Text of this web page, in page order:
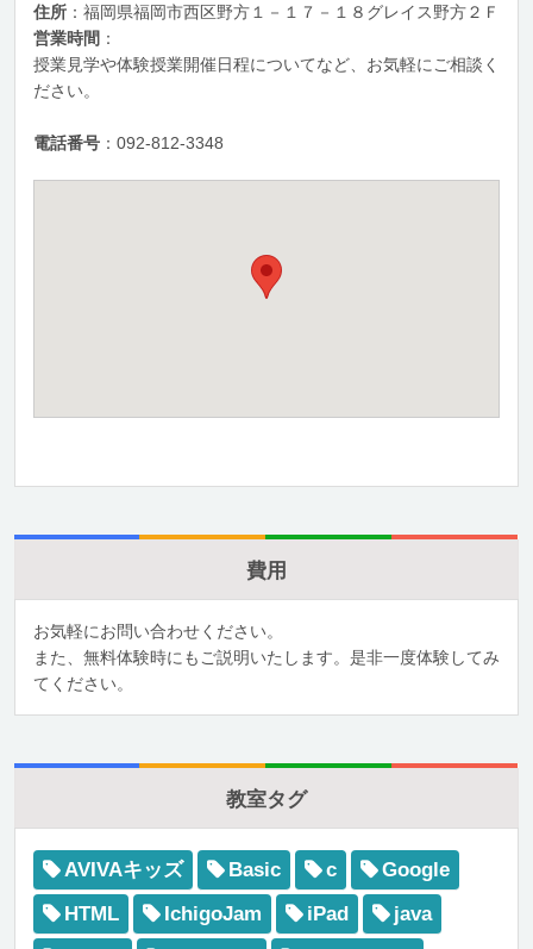
住所 ：福岡県福岡市西区野方１－１７－１８グレイス野方２Ｆ
営業時間 ：
授業見学や体験授業開催日程についてなど、お気軽にご相談く
ださい。
電話番号 ：092-812-3348
費用
お気軽にお問い合わせください。
また、無料体験時にもご説明いたします。是非一度体験してみ
てください。
教室タグ
AVIVAキッズ Basic c
Google
HTML
IchigoJam iPad
java